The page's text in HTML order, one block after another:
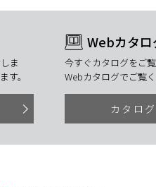
ま
す。
Webカタロ
今すぐカタログをご
Webカタログでご覧
カタロ